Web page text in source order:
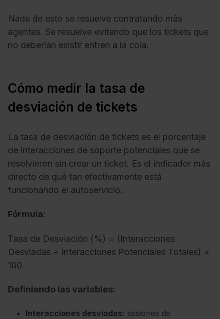
Nada de esto se resuelve contratando más
agentes. Se resuelve evitando que los tickets que
no deberían existir entren a la cola.
Cómo medir la tasa de
desviación de tickets
La tasa de desviación de tickets es el porcentaje
de interacciones de soporte potenciales que se
resolvieron sin crear un ticket. Es el indicador más
directo de qué tan efectivamente está
funcionando el autoservicio.
Fórmula:
Tasa de Desviación (%) = (Interacciones
Desviadas ÷ Interacciones Potenciales Totales) ×
100
Definiendo las variables:
Interacciones desviadas: sesiones de